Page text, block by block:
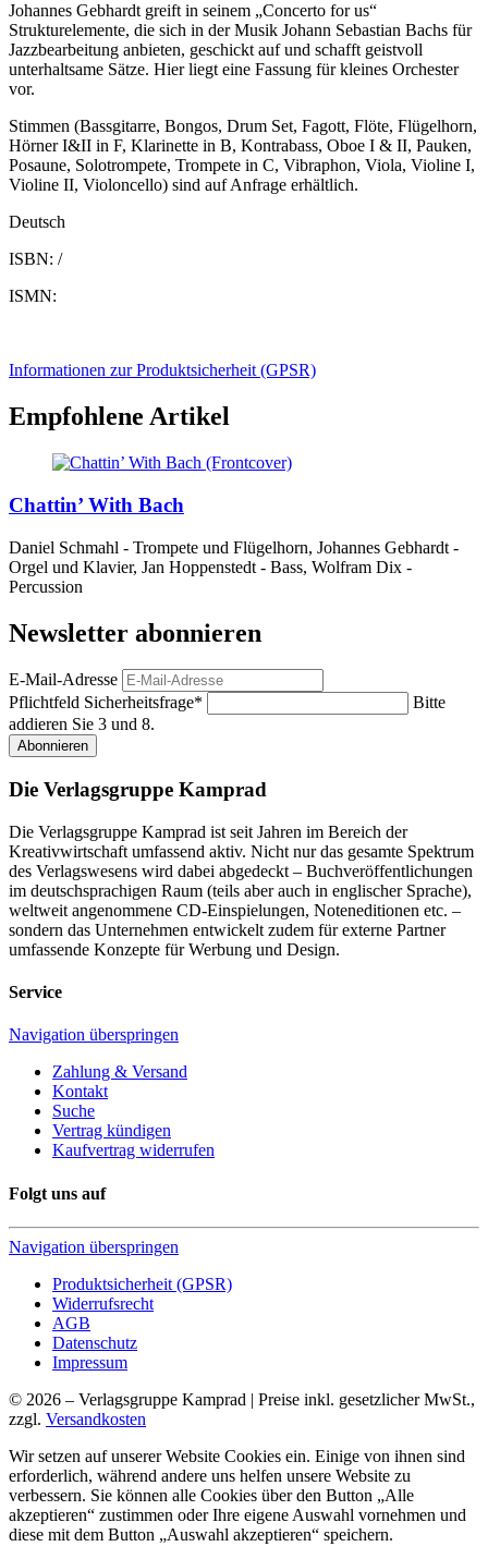
Johannes Gebhardt greift in seinem „Concerto for us“
Strukturelemente, die sich in der Musik Johann Sebastian Bachs für
Jazzbearbeitung anbieten, geschickt auf und schafft geistvoll
unterhaltsame Sätze. Hier liegt eine Fassung für kleines Orchester
vor.
Stimmen (Bassgitarre, Bongos, Drum Set, Fagott, Flöte, Flügelhorn,
Hörner I&II in F, Klarinette in B, Kontrabass, Oboe I & II, Pauken,
Posaune, Solotrompete, Trompete in C, Vibraphon, Viola, Violine I,
Violine II, Violoncello) sind auf Anfrage erhältlich.
Deutsch
ISBN: /
ISMN:
Informationen zur Produktsicherheit (GPSR)
Empfohlene Artikel
Chattin’ With Bach
Daniel Schmahl - Trompete und Flügelhorn, Johannes Gebhardt -
Orgel und Klavier, Jan Hoppenstedt - Bass, Wolfram Dix -
Percussion
Newsletter abonnieren
E-Mail-Adresse
Pflichtfeld Sicherheitsfrage*
Bitte
addieren Sie 3 und 8.
Abonnieren
Die Verlagsgruppe Kamprad
Die Verlagsgruppe Kamprad ist seit Jahren im Bereich der
Kreativwirtschaft umfassend aktiv. Nicht nur das gesamte Spektrum
des Verlagswesens wird dabei abgedeckt – Buchveröffentlichungen
im deutschsprachigen Raum (teils aber auch in englischer Sprache),
weltweit angenommene CD-Einspielungen, Noteneditionen etc. –
sondern das Unternehmen entwickelt zudem für externe Partner
umfassende Konzepte für Werbung und Design.
Service
Navigation überspringen
Zahlung & Versand
Kontakt
Suche
Vertrag kündigen
Kaufvertrag widerrufen
Folgt uns auf
Navigation überspringen
Produktsicherheit (GPSR)
Widerrufsrecht
AGB
Datenschutz
Impressum
© 2026 – Verlagsgruppe Kamprad | Preise inkl. gesetzlicher MwSt.,
zzgl. Versandkosten
Wir setzen auf unserer Website Cookies ein. Einige von ihnen sind
erforderlich, während andere uns helfen unsere Website zu
verbessern. Sie können alle Cookies über den Button „Alle
akzeptieren“ zustimmen oder Ihre eigene Auswahl vornehmen und
diese mit dem Button „Auswahl akzeptieren“ speichern.